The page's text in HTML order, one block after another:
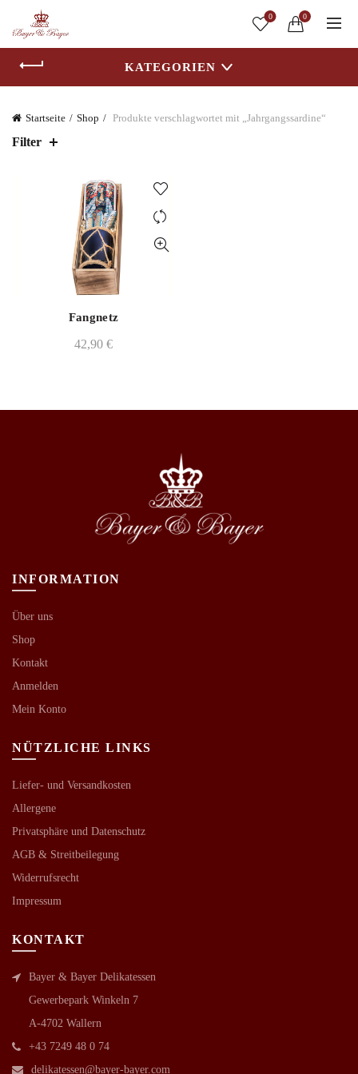
0 0
KATEGORIEN
Startseite Shop Produkte verschlagwortet mit „Jahrgangssardine“
Filter
Fangnetz
42,90 €
INFORMATION
Über uns
Shop
Kontakt
Anmelden
Mein Konto
NÜTZLICHE LINKS
Liefer- und Versandkosten
Allergene
Privatsphäre und Datenschutz
AGB & Streitbeilegung
Widerrufsrecht
Impressum
KONTAKT
Bayer & Bayer Delikatessen
Gewerbepark Winkeln 7
A-4702 Wallern
+43 7249 48 0 74
delikatessen@bayer-bayer.com